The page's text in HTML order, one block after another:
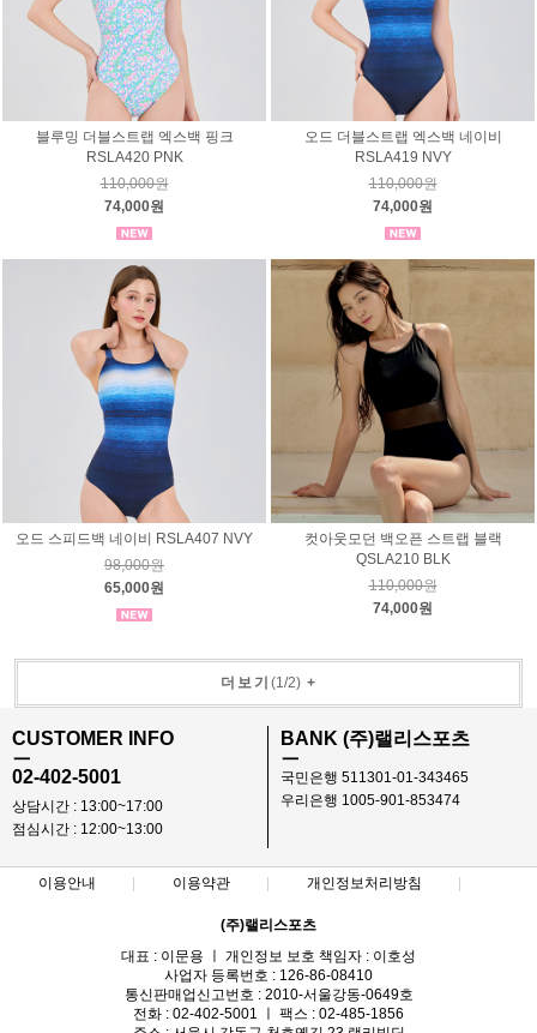
블루밍 더블스트랩 엑스백 핑크
RSLA420 PNK
110,000원
74,000원
오드 더블스트랩 엑스백 네이비
RSLA419 NVY
110,000원
74,000원
오드 스피드백 네이비 RSLA407 NVY
98,000원
65,000원
컷아웃모던 백오픈 스트랩 블랙
QSLA210 BLK
110,000원
74,000원
더보기 (1/2)+
CUSTOMER INFO
ㅡ
02-402-5001
상담시간 : 13:00~17:00
점심시간 : 12:00~13:00
BANK (주)랠리스포츠
ㅡ
국민은행 511301-01-343465
우리은행 1005-901-853474
이용안내 이용약관 개인정보처리방침
(주)랠리스포츠
대표 : 이문용 ㅣ 개인정보 보호 책임자 : 이호성
사업자 등록번호 : 126-86-08410
통신판매업신고번호 : 2010-서울강동-0649호
전화 : 02-402-5001 ㅣ 팩스 : 02-485-1856